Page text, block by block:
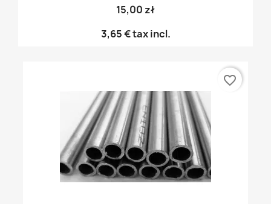
15,00 zł
3,65 €tax incl.
favorite_border